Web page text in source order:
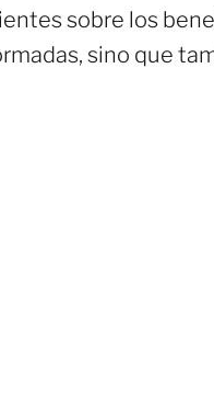
sobre los
sino que